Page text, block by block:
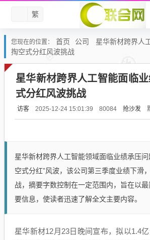
繁
您现在的位置： 首页 公司
星华新材跨界人
掏空式分红风波挑战
星华新材跨界人工智能面临
式分红风波挑战
访客 2025-12-24 15:01:39 80084 抢沙发
星华新材跨界人工智能领域面临业绩承压问
空式分红”风波，该公司第三季度业绩下滑
战，摘要字数控制在一定范围内，旨在以
要信息，使读者迅速了解全文主要内容。
星华新材12月23日晚间宣布，拟以1.4